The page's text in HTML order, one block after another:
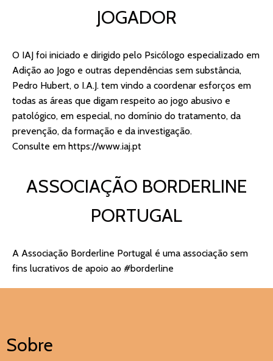
JOGADOR
O IAJ foi iniciado e dirigido pelo Psicólogo especializado em
Adição ao Jogo e outras dependências sem substância,
Pedro Hubert, o I.A.J. tem vindo a coordenar esforços em
todas as áreas que digam respeito ao jogo abusivo e
patológico, em especial, no domínio do tratamento, da
prevenção, da formação e da investigação.
Consulte em https://www.iaj.pt
ASSOCIAÇÃO BORDERLINE
PORTUGAL
A Associação Borderline Portugal é uma associação sem
fins lucrativos de apoio ao #borderline
Sobre